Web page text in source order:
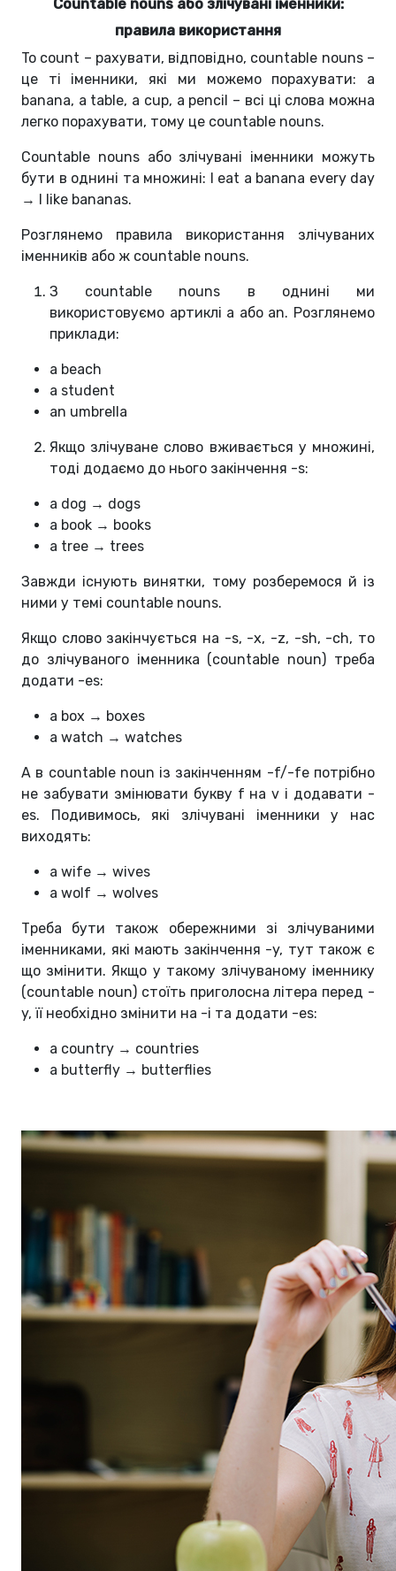
Countable nouns або злічувані іменники:
правила використання
To count – рахувати, відповідно, countable nouns –
це ті іменники, які ми можемо порахувати: a
banana, a table, a cup, a pencil – всі ці слова можна
легко порахувати, тому це countable nouns.
Countable nouns або злічувані іменники можуть
бути в однині та множині: I eat a banana every day
→ I like bananas.
Розглянемо правила використання злічуваних
іменників або ж countable nouns.
З countable nouns в однині ми
використовуємо артиклі a або an. Розглянемо
приклади:
a beach
a student
an umbrella
Якщо злічуване слово вживається у множині,
тоді додаємо до нього закінчення -s:
a dog → dogs
a book → books
a tree → trees
Завжди існують винятки, тому розберемося й із
ними у темі countable nouns.
Якщо слово закінчується на -s, -x, -z, -sh, -ch, то
до злічуваного іменника (countable noun) треба
додати -es:
a box → boxes
a watch → watches
А в countable noun із закінченням -f/-fe потрібно
не забувати змінювати букву f на v і додавати -
es. Подивимось, які злічувані іменники у нас
виходять:
a wife → wives
a wolf → wolves
Треба бути також обережними зі злічуваними
іменниками, які мають закінчення -y, тут також є
що змінити. Якщо у такому злічуваному іменнику
(countable noun) стоїть приголосна літера перед -
y, її необхідно змінити на -i та додати -es:
a country → countries
a butterfly → butterflies